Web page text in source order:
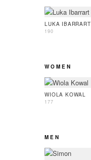
LUKA IBARRART
190
WOMEN
WIOLA KOWAL
177
MEN